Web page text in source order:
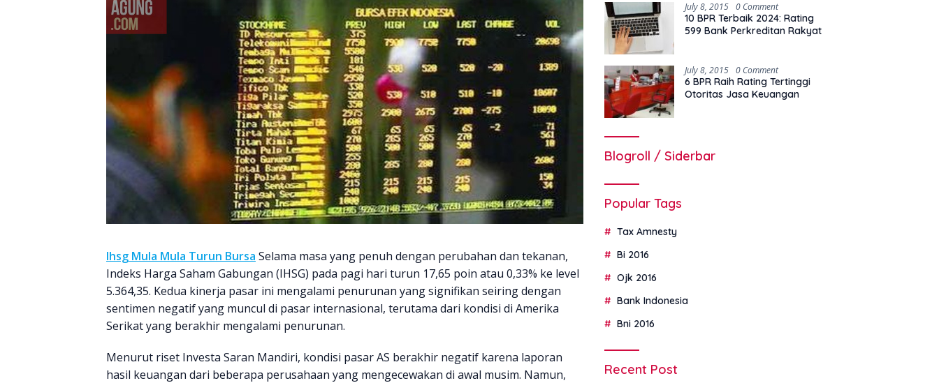
Ihsg Mula Mula Turun Bursa Selama masa yang penuh dengan perubahan dan tekanan,
Indeks Harga Saham Gabungan (IHSG) pada pagi hari turun 17,65 poin atau 0,33% ke level
5.364,35. Kedua kinerja pasar ini mengalami penurunan yang signifikan seiring dengan
sentimen negatif yang muncul di pasar internasional, terutama dari kondisi di Amerika
Serikat yang berakhir mengalami penurunan.
Menurut riset Investa Saran Mandiri, kondisi pasar AS berakhir negatif karena laporan
hasil keuangan dari beberapa perusahaan yang mengecewakan di awal musim. Namun,
July 8, 2015 0 Comment
10 BPR Terbaik 2024: Rating
599 Bank Perkreditan Rakyat
July 8, 2015 0 Comment
6 BPR Raih Rating Tertinggi
Otoritas Jasa Keuangan
Blogroll / Siderbar
Popular Tags
Tax Amnesty
Bi 2016
Ojk 2016
Bank Indonesia
Bni 2016
Recent Post